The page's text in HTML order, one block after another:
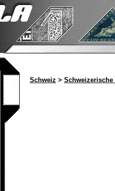
Schweiz > Schweizerische